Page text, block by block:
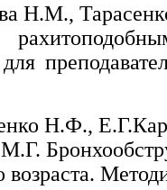
Н.М.,
Н.Ф.,
возраста.